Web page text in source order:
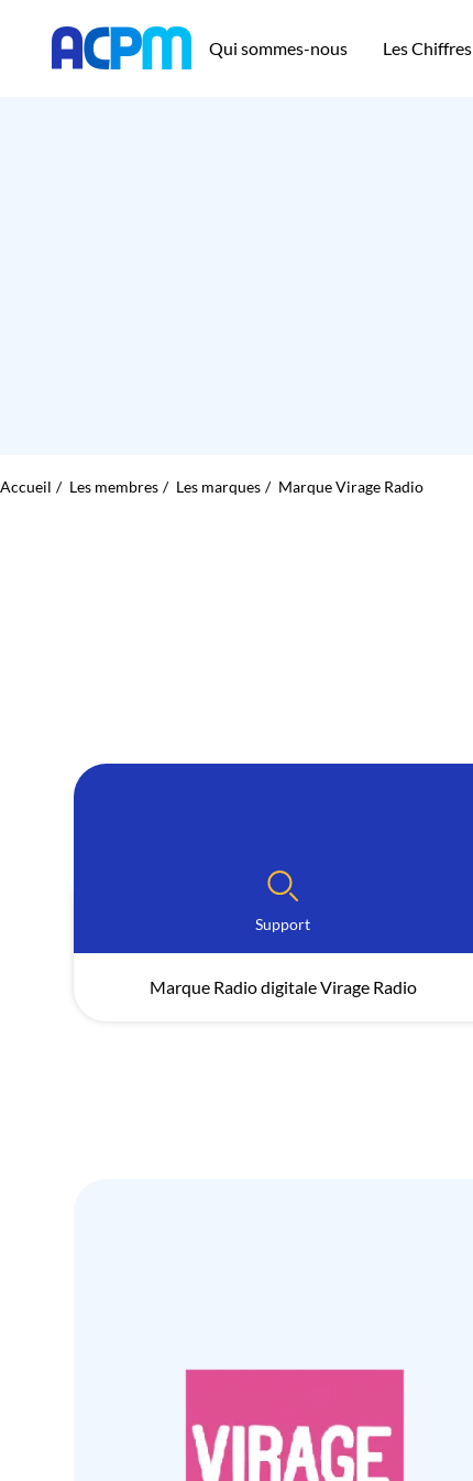
Qui sommes-nous Les Chiffres
Accueil Les membres Les marques Marque Virage Radio
Support
Marque Radio digitale Virage Radio